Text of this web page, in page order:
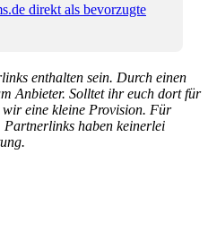
direkt als bevorzugte
enthalten sein. Durch einen
Anbieter. Solltet ihr euch dort für
eine kleine Provision. Für
Partnerlinks haben keinerlei